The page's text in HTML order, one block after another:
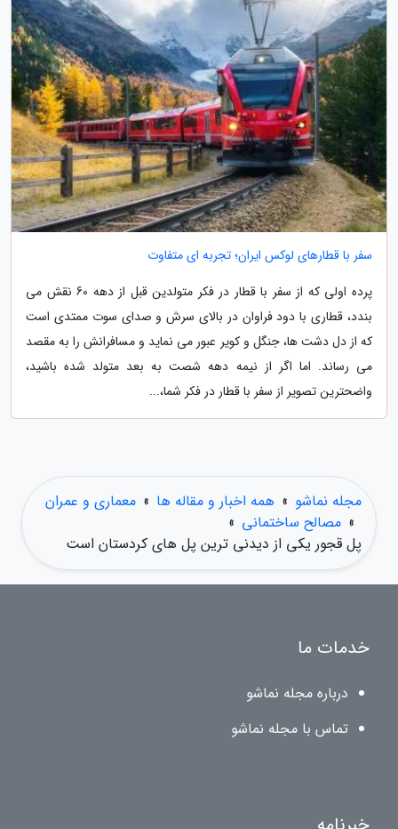
سفر با قطارهای لوکس ایران؛ تجربه ای متفاوت
پرده اولی که از سفر با قطار در فکر متولدین قبل از دهه 60 نقش می
بندد، قطاری با دود فراوان در بالای سرش و صدای سوت ممتدی است
که از دل دشت ها، جنگل و کویر عبور می نماید و مسافرانش را به مقصد
می رساند. اما اگر از نیمه دهه شصت به بعد متولد شده باشید،
واضحترین تصویر از سفر با قطار در فکر شما،...
مجله نماشو » همه اخبار و مقاله ها » معماری و عمران
» مصالح ساختمانی »
پل قجور یکی از دیدنی ترین پل های کردستان است
خدمات ما
درباره مجله نماشو
تماس با مجله نماشو